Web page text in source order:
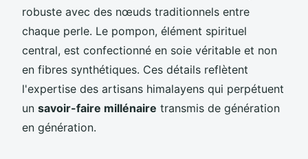
robuste avec des nœuds traditionnels entre
chaque perle. Le pompon, élément spirituel
central, est confectionné en soie véritable et non
en fibres synthétiques. Ces détails reflètent
l'expertise des artisans himalayens qui perpétuent
un savoir-faire millénaire transmis de génération
en génération.